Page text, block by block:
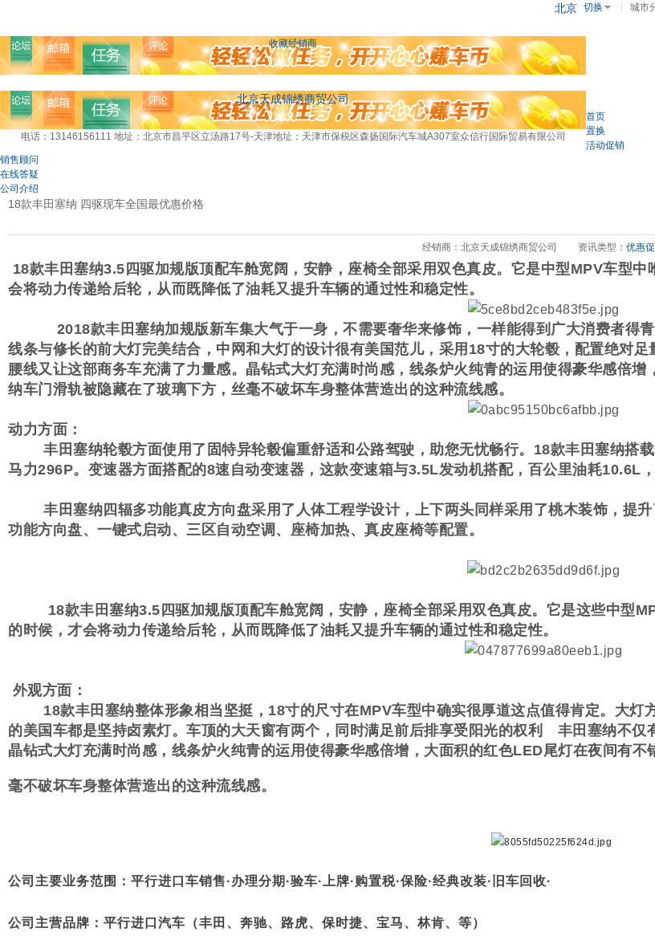
北京 切换 城市
收藏经销商
北京天成锦绣商贸公司
电话：13146156111 地址：北京市昌平区立汤路17号-天津地址：天津市保税区森扬国际汽车城A307室众信行国际贸易有限公司
首页
置换
活动促销
销售顾问
在线答疑
公司介绍
18款丰田塞纳 四驱现车全国最优惠价格
经销商：北京天成锦绣商贸公司 资讯类型： 优惠
18款丰田塞纳3.5四驱加规版顶配车舱宽阔，安静，座椅全部采用双色真皮。它是中型MPV车型
会将动力传递给后轮，从而既降低了油耗又提升车辆的通过性和稳定性。
2018款丰田塞纳加规版新车集大气于一身，不需要奢华来修饰，一样能得到广大消费者得青
线条与修长的前大灯完美结合，中网和大灯的设计很有美国范儿，采用18寸的大轮毂，配置绝对
腰线又让这部商务车充满了力量感。晶钻式大灯充满时尚感，线条炉火纯青的运用使得豪华感倍
纳车门滑轨被隐藏在了玻璃下方，丝毫不破坏车身整体营造出的这种流线感。
动力方面：
丰田塞纳轮毂方面使用了固特异轮毂偏重舒适和公路驾驶，助您无忧畅行。18款丰田塞纳搭
马力296P。变速器方面搭配的8速自动变速器，这款变速箱与3.5L发动机搭配，百公里油耗10.6L
丰田塞纳四辐多功能真皮方向盘采用了人体工程学设计，上下两头同样采用了桃木装饰，提升
功能方向盘、一键式启动、三区自动空调、座椅加热、真皮座椅等配置。
18款丰田塞纳3.5四驱加规版顶配车舱宽阔，安静，座椅全部采用双色真皮。它是这些中型
的时候，才会将动力传递给后轮，从而既降低了油耗又提升车辆的通过性和稳定性。
外观方面：
18款丰田塞纳整体形象相当坚挺，18寸的尺寸在MPV车型中确实很厚道这点值得肯定。大灯
的美国车都是坚持卤素灯。车顶的大天窗有两个，同时满足前后排享受阳光的权利 丰田塞纳不仅
晶钻式大灯充满时尚感，线条炉火纯青的运用使得豪华感倍增，大面积的红色LED尾灯在夜间有
毫不破坏车身整体营造出的这种流线感。
公司主要业务范围：平行进口车销售·办理分期·验车·上牌·购置税·保险·经典改装·旧车回收·
公司主营品牌：平行进口汽车（丰田、奔驰、路虎、保时捷、宝马、林肯、等）